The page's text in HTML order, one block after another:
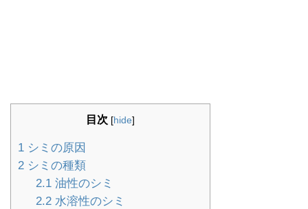
目次 [hide]
1 シミの原因
2 シミの種類
2.1油性のシミ
2.2水溶性のシミ